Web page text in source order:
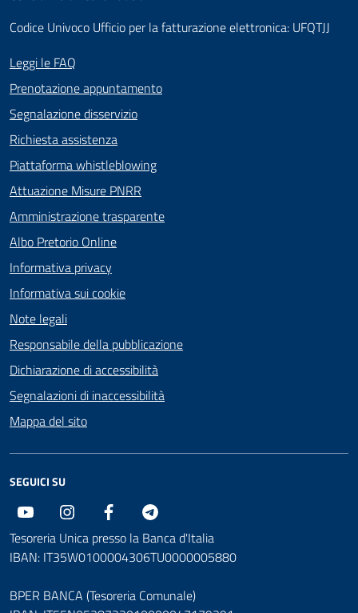
Codice Univoco Ufficio per la fatturazione elettronica: UFQTJJ
Leggi le FAQ
Prenotazione appuntamento
Segnalazione disservizio
Richiesta assistenza
Piattaforma whistleblowing
Attuazione Misure PNRR
Amministrazione trasparente
Albo Pretorio Online
Informativa privacy
Informativa sui cookie
Note legali
Responsabile della pubblicazione
Dichiarazione di accessibilità
Segnalazioni di inaccessibilità
Mappa del sito
SEGUICI SU
Youtube Instagram Facebook
Tesoreria Unica presso la Banca d'Italia
IBAN: IT35W0100004306TU0000005880
BPER BANCA (Tesoreria Comunale)